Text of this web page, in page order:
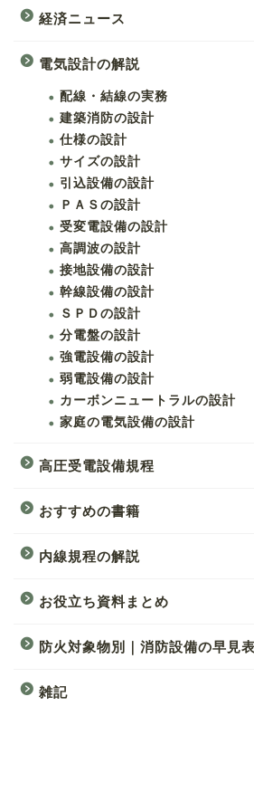
経済ニュース
電気設計の解説
配線・結線の実務
建築消防の設計
仕様の設計
サイズの設計
引込設備の設計
ＰＡＳの設計
受変電設備の設計
高調波の設計
接地設備の設計
幹線設備の設計
ＳＰＤの設計
分電盤の設計
強電設備の設計
弱電設備の設計
カーボンニュートラルの設計
家庭の電気設備の設計
高圧受電設備規程
おすすめの書籍
内線規程の解説
お役立ち資料まとめ
防火対象物別｜消防設備の早見表
雑記